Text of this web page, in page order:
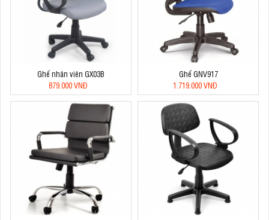
Ghế nhân viên GX03B
879.000 VNĐ
Ghế GNV917
1.719.000 VNĐ